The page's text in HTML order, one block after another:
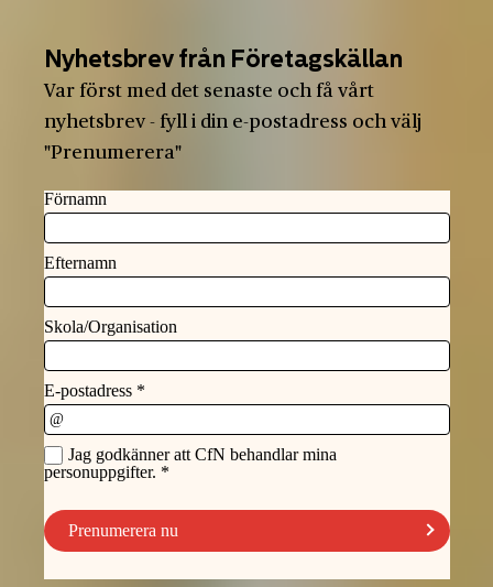
Nyhetsbrev från Företagskällan
Var först med det senaste och få vårt
nyhetsbrev - fyll i din e-postadress och välj
"Prenumerera"